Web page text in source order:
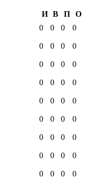
И В П
О
0 0 0 0
0 0 0 0
0 0 0 0
0 0 0 0
0 0 0 0
0 0 0 0
0 0 0 0
0 0 0 0
0 0 0 0